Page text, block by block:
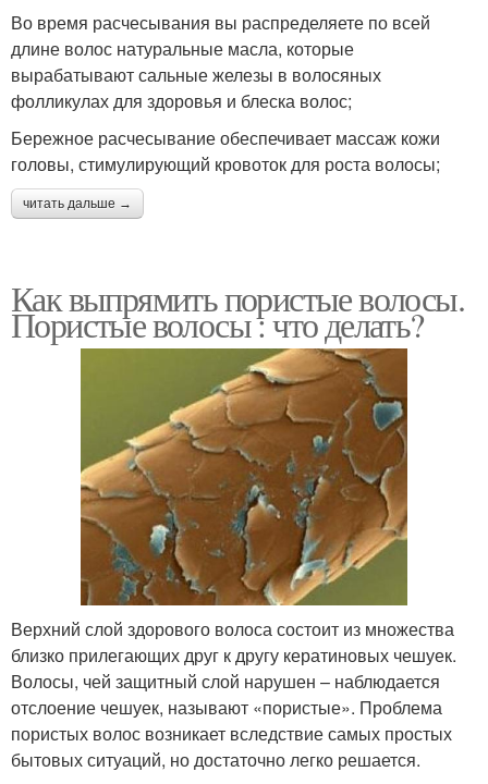
Во время расчесывания вы распределяете по всей
длине волос натуральные масла, которые
вырабатывают сальные железы в волосяных
фолликулах для здоровья и блеска волос;
Бережное расчесывание обеспечивает массаж кожи
головы, стимулирующий кровоток для роста волосы;
читать дальше →
Как выпрямить пористые волосы.
Пористые волосы : что делать?
Верхний слой здорового волоса состоит из множества
близко прилегающих друг к другу кератиновых чешуек.
Волосы, чей защитный слой нарушен – наблюдается
отслоение чешуек, называют «пористые». Проблема
пористых волос возникает вследствие самых простых
бытовых ситуаций, но достаточно легко решается.